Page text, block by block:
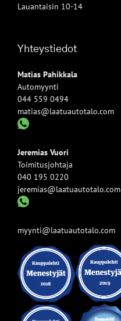
Lauantaisin 10-14
Yhteystiedot
Matias Pahikkala
Automyynti
044 559 0494
matias@laatuautotalo.com
Jeremias Vuori
Toimitusjohtaja
040 195 0220
jeremias@laatuautotalo.com
myynti@laatuautotalo.com